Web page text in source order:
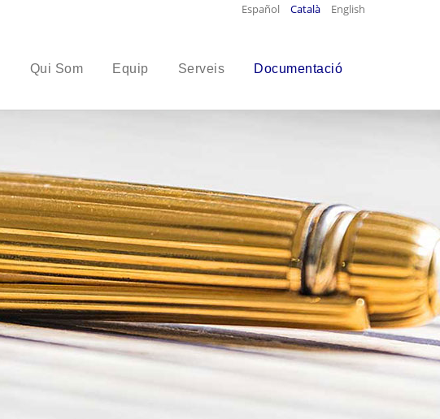
Español Català English
Qui Som Equip Serveis Documentació